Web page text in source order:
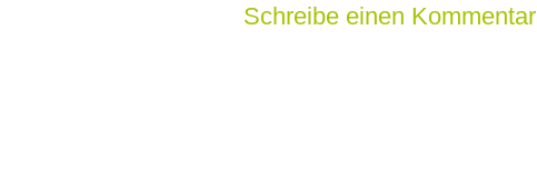
Schreibe einen Kommentar